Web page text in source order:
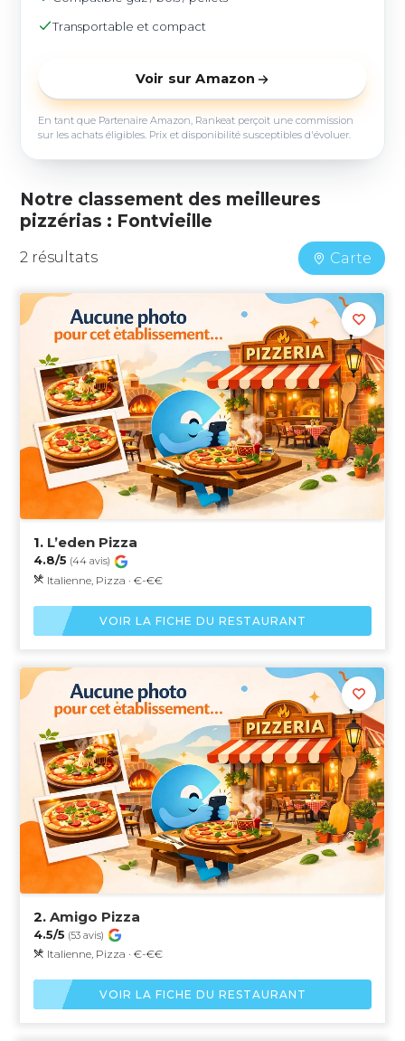
Transportable et compact
Voir sur Amazon
En tant que Partenaire Amazon, Rankeat perçoit une commission
sur les achats éligibles. Prix et disponibilité susceptibles d'évoluer.
Notre classement des meilleures
pizzérias : Fontvieille
2 résultats Carte
1. L’eden Pizza
4.8/5 (44 avis)
Italienne, Pizza · €-€€
VOIR LA FICHE DU RESTAURANT
2.Amigo Pizza
4.5/5 (53 avis)
Italienne, Pizza · €-€€
VOIR LA FICHE DU RESTAURANT